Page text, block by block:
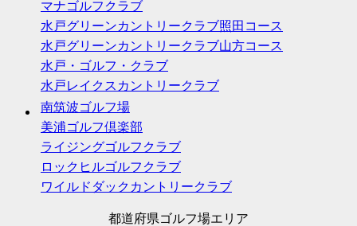
マナゴルフクラブ
水戸グリーンカントリークラブ照田コース
水戸グリーンカントリークラブ山方コース
水戸・ゴルフ・クラブ
水戸レイクスカントリークラブ
南筑波ゴルフ場
美浦ゴルフ倶楽部
ライジングゴルフクラブ
ロックヒルゴルフクラブ
ワイルドダックカントリークラブ
都道府県ゴルフ場エリア